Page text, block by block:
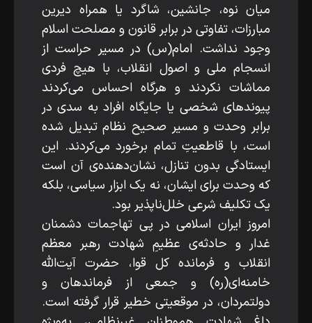
میان نوه، جانشین، شاگرد یا همراه دیرین
مبارزات، تفاوتی در برابر قانون و مصلحت اسلام
وجود نداشت. امام(س) در مسیر حراست از
انسجام ملی و اصول انقلاب، با هیچ فردی
مماشات نکردند و هرگاه احساس می‌کردند
پیوند‌های شخصی یا جایگاه افراد به سدی در
برابر وحدت و مسیر صحیح نظام تبدیل شده
است، با قاطعیتِ تمام برخورد می‌کردند. این
ایستادگی بدون تنازل، نشان‌دهنده‌ی آن است
که وحدت برای ایشان، نه یک ابزار سیاسی، بلکه
یک تکلیف شرعی خلل‌ناپذیر بود.
امروز ایران اسلامی در پی تهاجمات دشمنان
غدار و حادثه‌ی عظیمِ شهادت رهبر معظم
انقلاب و فرمانده کل قوا، حضرت آیت‌الله
خامنه‌ای(ره) و جمعی از فرماندهان و
دولتمردان، در موقعیتی خطیر قرار گرفته است.